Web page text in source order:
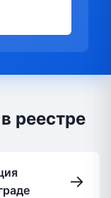
реестре
→